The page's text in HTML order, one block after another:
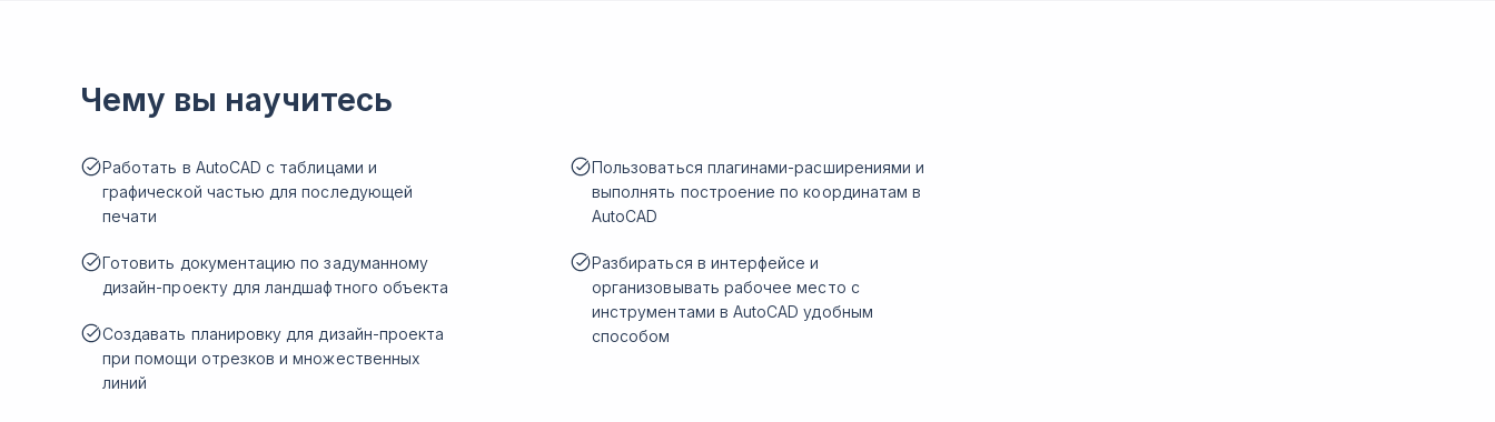
Чему вы научитесь
Работать в AutoCAD с таблицами и
графической частью для последующей
печати
Готовить документацию по задуманному
дизайн-проекту для ландшафтного объекта
Создавать планировку для дизайн-проекта
при помощи отрезков и множественных
линий
Пользоваться плагинами-расширениями и
выполнять построение по координатам в
AutoCAD
Разбираться в интерфейсе и
организовывать рабочее место с
инструментами в AutoCAD удобным
способом